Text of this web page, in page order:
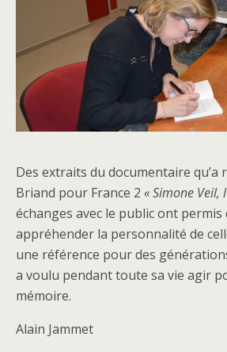
Des extraits du documentaire qu’a
Briand pour France 2 « Simone Veil,
échanges avec le public ont permis
appréhender la personnalité de
une référence pour des
a voulu pendant toute sa vie agir
mémoire.
Alain Jammet